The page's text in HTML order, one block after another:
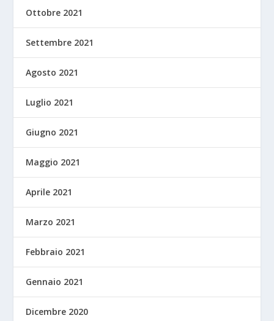
Ottobre 2021
Settembre 2021
Agosto 2021
Luglio 2021
Giugno 2021
Maggio 2021
Aprile 2021
Marzo 2021
Febbraio 2021
Gennaio 2021
Dicembre 2020